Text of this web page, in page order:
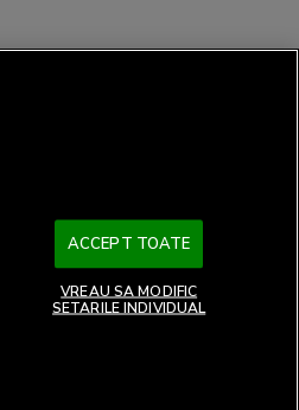
ACCEPT TOATE
VREAU SA MODIFIC
SETARILE INDIVIDUAL